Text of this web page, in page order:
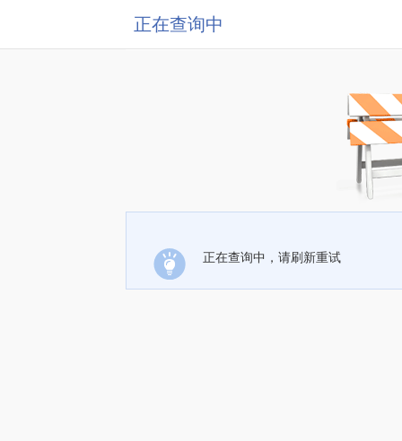
正在查询中
正在查询中，请刷新重试